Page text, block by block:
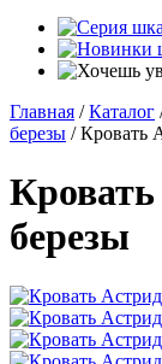
Главная / Каталог
березы / Кровать
березы